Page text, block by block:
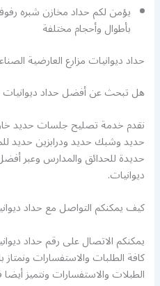
يؤمن لكم حداد مخازن شبره
بأطوال وأحجام مختلفة
حداد ديوانيات مزارع العارضية
هل تبحث عن أفضل حداد ديوانيات
نقدم خدمة تصليح جلسات حديد
حديد وشبك حديد ودرابزين حديد
حديدة للحدائق والمدارس وعبر
ديوانيات.
كيف يمكنكم التواصل مع حداد
يمكنكم الاتصال على رقم حداد
كافة الطلبات والاستفسارات ونمتاز
الطبلات والاستفسارات ونتميز